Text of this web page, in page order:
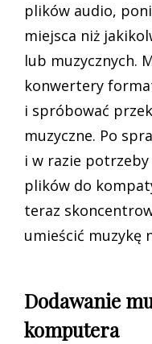
plików audio,
miejsca niż
lub muzycznych.
konwertery
i spróbować
muzyczne. Po
i w razie
plików do
teraz
umieścić muzykę
Dodawanie
komputera